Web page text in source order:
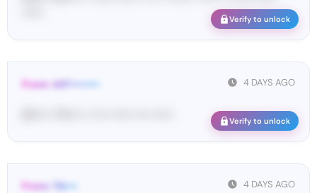
Verify to unlock
4 DAYS AGO
From: 447••••••••
Verify to unlock
4 DAYS AGO
From: Tik•••